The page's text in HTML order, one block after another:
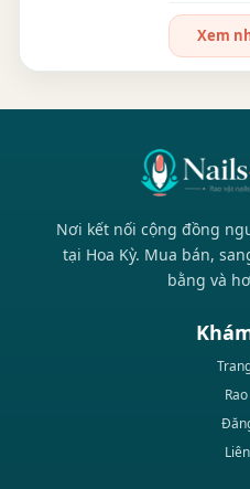
Xem
Nơi kết nối cộng đồng
tại Hoa Kỳ. Mua bán,
bằng và